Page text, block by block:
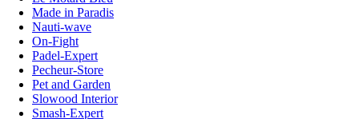
Made in Paradis
Nauti-wave
On-Fight
Padel-Expert
Pecheur-Store
Pet and Garden
Slowood Interior
Smash-Expert